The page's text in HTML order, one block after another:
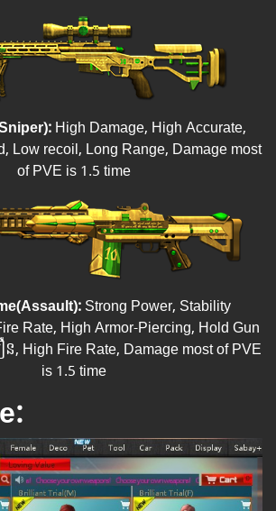
High Damage, High Accurate,
Low recoil, Long Range, Damage most
of PVE is 1.5 time
Strong Power, Stability
Rate, High Armor-Piercing, Hold Gun
, High Fire Rate, Damage most of PVE
is 1.5 time